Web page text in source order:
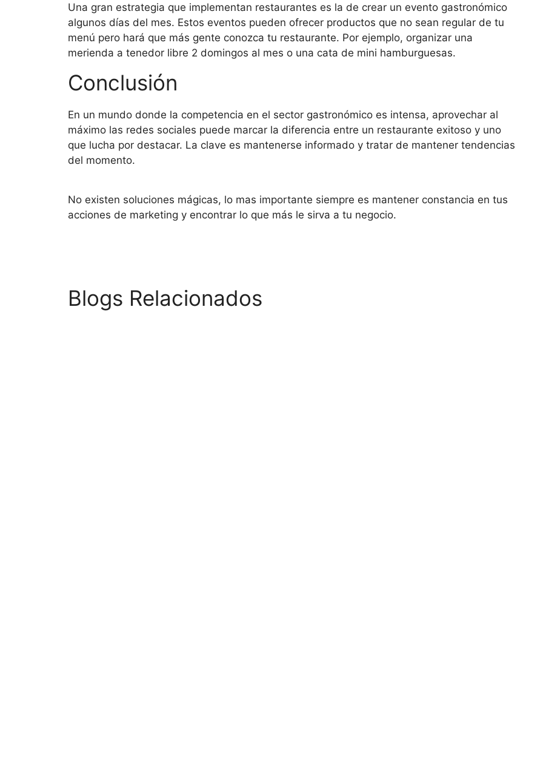
Una gran estrategia que implementan restaurantes es la de crear un evento gastronómico
algunos días del mes. Estos eventos pueden ofrecer productos que no sean regular de tu
menú pero hará que más gente conozca tu restaurante. Por ejemplo, organizar una
merienda a tenedor libre 2 domingos al mes o una cata de mini hamburguesas.
Conclusión
En un mundo donde la competencia en el sector gastronómico es intensa, aprovechar al
máximo las redes sociales puede marcar la diferencia entre un restaurante exitoso y uno
que lucha por destacar. La clave es mantenerse informado y tratar de mantener tendencias
del momento.
No existen soluciones mágicas, lo mas importante siempre es mantener constancia en tus
acciones de marketing y encontrar lo que más le sirva a tu negocio.
Blogs Relacionados